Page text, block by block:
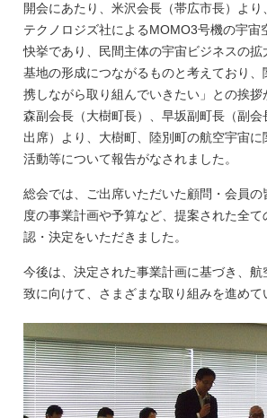
開会にあたり、米沢会長（帯広市長）より
テクノロジズ社によるMOMO3号機の宇宙
快挙であり、民間主体の宇宙ビジネスの
基地の形成につながるものと考えており、
携しながら取り組んでいきたい」との挨拶
森副会長（大樹町長）、早坂副町長（副会
出席）より、大樹町、陸別町の航空宇宙
活動等について報告がなされました。
総会では、ご出席いただいた顧問・会員
度の事業計画や予算など、提案された全
認・決定をいただきました。
今後は、決定された事業計画に基づき、
致に向けて、さまざまな取り組みを進めて